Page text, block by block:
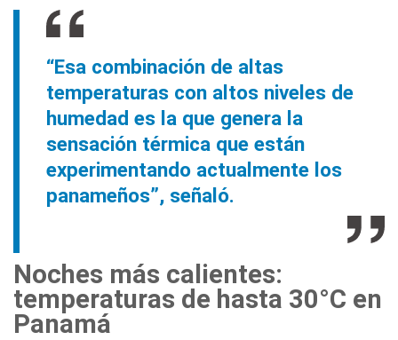
“Esa combinación de altas
temperaturas con altos niveles de
humedad es la que genera la
sensación térmica que están
experimentando actualmente los
panameños”, señaló.
Noches más calientes:
temperaturas de hasta 30°C en
Panamá